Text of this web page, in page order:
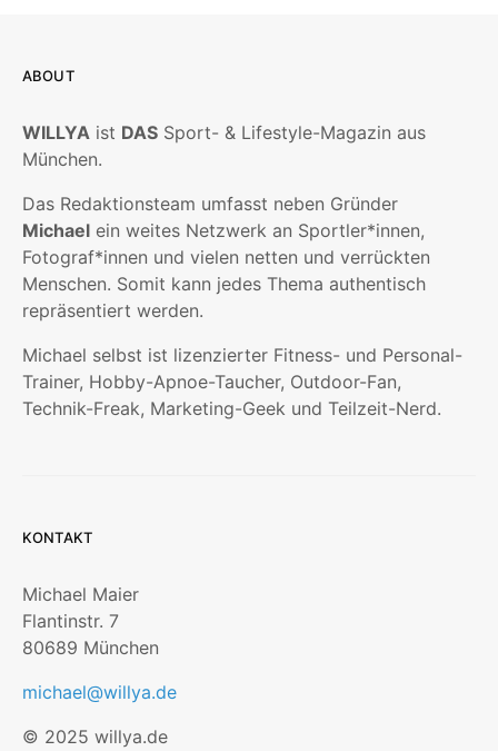
ABOUT
WILLYA ist DAS Sport- & Lifestyle-Magazin aus
München.
Das Redaktionsteam umfasst neben Gründer
Michael ein weites Netzwerk an Sportler*innen,
Fotograf*innen und vielen netten und verrückten
Menschen. Somit kann jedes Thema authentisch
repräsentiert werden.
Michael selbst ist lizenzierter Fitness- und Personal-
Trainer, Hobby-Apnoe-Taucher, Outdoor-Fan,
Technik-Freak, Marketing-Geek und Teilzeit-Nerd.
KONTAKT
Michael Maier
Flantinstr. 7
80689 München
michael@willya.de
© 2025 willya.de